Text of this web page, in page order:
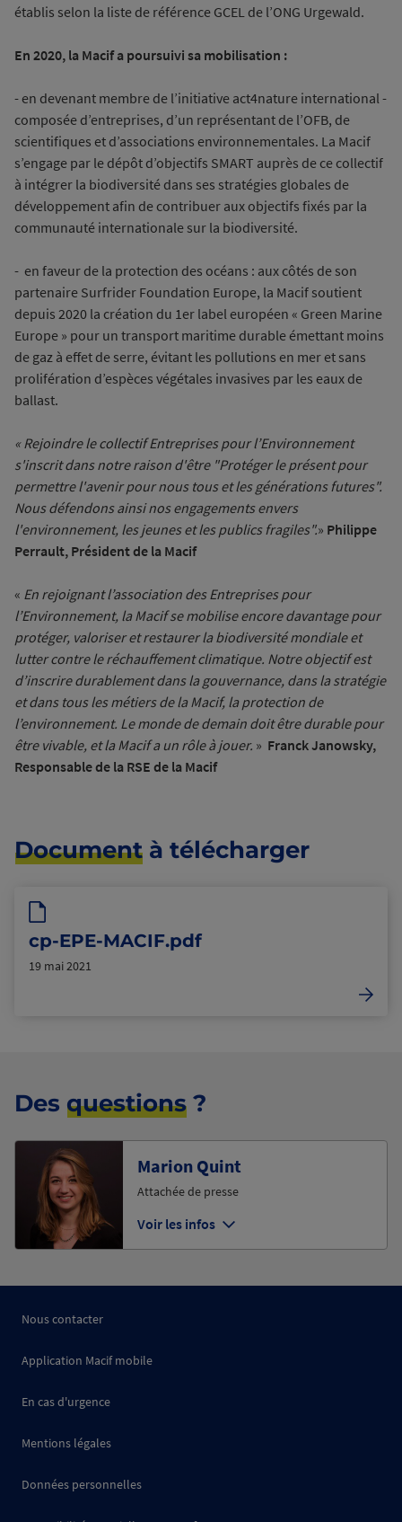
Document à télécharger
cp-EPE-MACIF.pdf
19 mai 2021
Des questions ?
Marion Quint
Attachée de presse
Voir les infos
établis selon la liste de référence GCEL de l’ONG Urgewald.
En 2020, la Macif a poursuivi sa mobilisation :
- en devenant membre de l’initiative act4nature international -
composée d’entreprises, d’un représentant de l’OFB, de
scientifiques et d’associations environnementales. La Macif
s’engage par le dépôt d’objectifs SMART auprès de ce collectif
à intégrer la biodiversité dans ses stratégies globales de
développement afin de contribuer aux objectifs fixés par la
communauté internationale sur la biodiversité.
- en faveur de la protection des océans : aux côtés de son
partenaire Surfrider Foundation Europe, la Macif soutient
depuis 2020 la création du 1er label européen « Green Marine
Europe » pour un transport maritime durable émettant moins
de gaz à effet de serre, évitant les pollutions en mer et sans
prolifération d’espèces végétales invasives par les eaux de
ballast.
« Rejoindre le collectif Entreprises pour l’Environnement
s'inscrit dans notre raison d'être "Protéger le présent pour
permettre l'avenir pour nous tous et les générations futures".
Nous défendons ainsi nos engagements envers
l'environnement, les jeunes et les publics fragiles".» Philippe
Perrault, Président de la Macif
« En rejoignant l’association des Entreprises pour
l’Environnement, la Macif se mobilise encore davantage pour
protéger, valoriser et restaurer la biodiversité mondiale et
lutter contre le réchauffement climatique. Notre objectif est
d’inscrire durablement dans la gouvernance, dans la stratégie
et dans tous les métiers de la Macif, la protection de
l’environnement. Le monde de demain doit être durable pour
être vivable, et la Macif a un rôle à jouer. » Franck Janowsky,
Responsable de la RSE de la Macif
Nous contacter
Application Macif mobile
En cas d'urgence
Mentions légales
Données personnelles